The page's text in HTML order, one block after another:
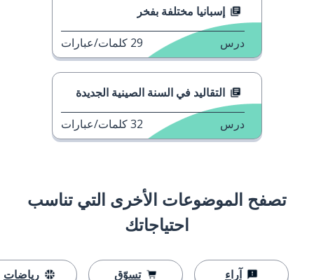
إسبانيا مختلفة بفخر
درس 29 كلمات/عبارات
التقاليد في السنة الصينية الجديدة
درس 32كلمات/عبارات
تصفح الموضوعات الأخرى التي تناسب
احتياجاتك
آراء تسوّق رياضات